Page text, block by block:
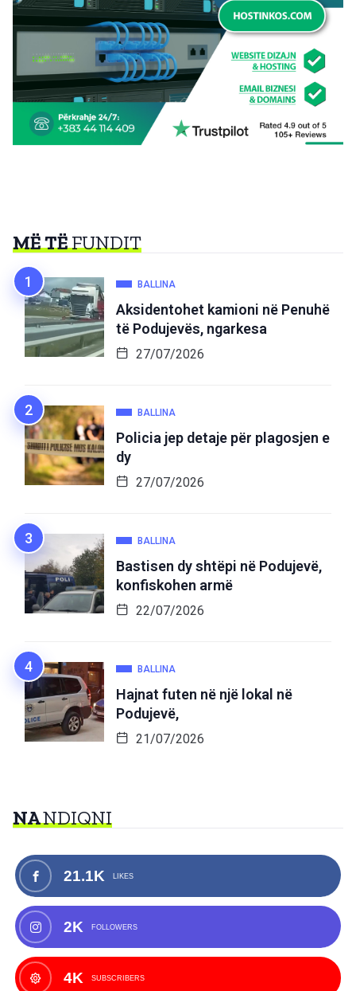
MË TËFUNDIT
BALLINA
Aksidentohet kamioni në Penuhë
të Podujevës, ngarkesa
27/07/2026
BALLINA
Policia jep detaje për plagosjen e
dy
27/07/2026
BALLINA
Bastisen dy shtëpi në Podujevë,
konfiskohen armë
22/07/2026
BALLINA
Hajnat futen në një lokal në
Podujevë,
21/07/2026
NANDIQNI
21.1K LIKES
2K FOLLOWERS
4K SUBSCRIBERS